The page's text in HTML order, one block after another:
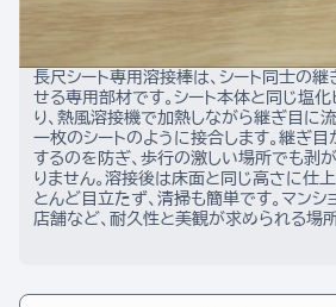
長尺シート専用溶接棒は、シート同士の
せる専用部材です。シート本体と同じ塩
り、熱風溶接機で加熱しながら継ぎ目に
一枚のシートのように接合します。継ぎ
するのを防ぎ、歩行の激しい場所でも剥
りません。溶接後は床面と同じ高さに仕
とんど目立たず、清掃も簡単です。マンシ
店舗など、耐久性と美観が求められる場